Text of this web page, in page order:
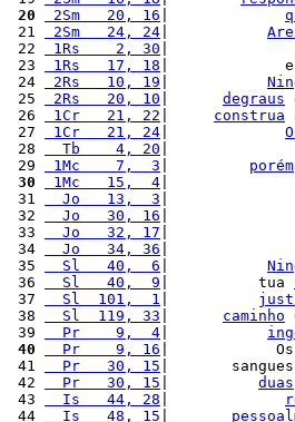
20
2Sm   20, 16
21
2Sm   24, 24
22
1Rs    2, 30
23
1Rs   17, 18 |
24
2Rs   10, 19
25
2Rs   20, 10 degraus
26
1Cr   21, 22 construa
27
1Cr   21, 24
28
  Tb    4, 20
|
29
1Mc    7,  3 porém
30
1Mc   15,  4 |
31
  Jo   13,  3
|
32
  Jo   30, 16
|
33
  Jo   32, 17
|
34
  Jo   34, 36
|
35
  Sl   40,  6
36
  Sl   40,  9
|          tua
37
  Sl  101,  1
38
  Sl  119, 33
caminho
39
  Pr    9,  4
40
  Pr    9, 16
|            Os
41
  Pr   30, 15
|
42
  Pr   30, 15
duas
43
  Is   44, 28
44
  Is   48, 15